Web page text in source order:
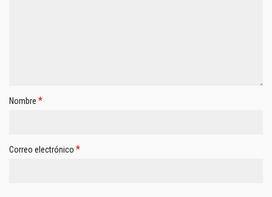
Nombre *
Correo electrónico *